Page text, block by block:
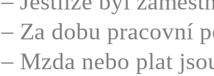
– Za dobu pracovní
– Mzda nebo plat